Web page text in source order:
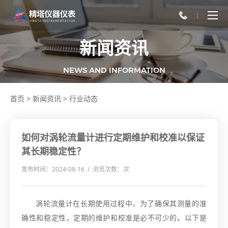
新闻资讯
NEWS AND INFORMATION
首页 > 新闻资讯 > 行业动态
如何对涡轮流量计进行定期维护和校准以保证
其长期稳定性？
发布时间：2024-08-16 / 浏览次数： 次
涡轮流量计在长期使用过程中，为了确保其测量的准
确性和稳定性，定期的维护和校准是必不可少的。以下是